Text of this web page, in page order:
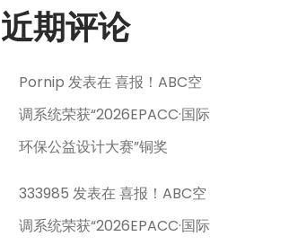
近期评论
Pornip 发表在喜报！ABC空
调系统荣获“2026EPACC·国际
环保公益设计大赛”铜奖
333985 发表在喜报！ABC空
调系统荣获“2026EPACC·国际